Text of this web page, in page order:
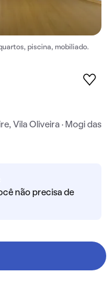
piscina, mobiliado.
Vila Oliveira · Mogi das
não precisa de